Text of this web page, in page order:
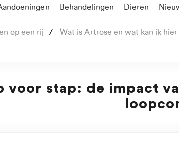
Behandelingen Dieren
op een rij Wat is Artrose en wat kan ik hier
voor stap: de impact